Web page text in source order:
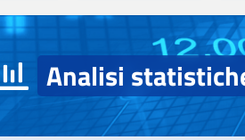
Analisi